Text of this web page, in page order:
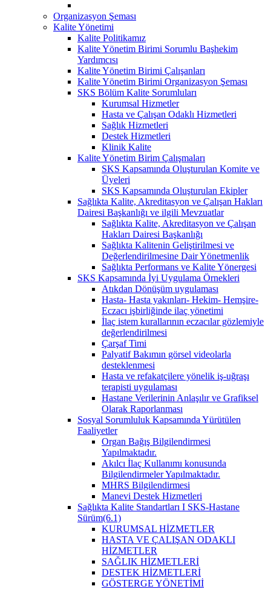
Organizasyon Şeması
Kalite Yönetimi
Kalite Politikamız
Kalite Yönetim Birimi Sorumlu Başhekim
Yardımcısı
Kalite Yönetim Birimi Çalışanları
Kalite Yönetim Birimi Organizasyon Şeması
SKS Bölüm Kalite Sorumluları
Kurumsal Hizmetler
Hasta ve Çalışan Odaklı Hizmetleri
Sağlık Hizmetleri
Destek Hizmetleri
Klinik Kalite
Kalite Yönetim Birim Çalışmaları
SKS Kapsamında Oluşturulan Komite ve
Üyeleri
SKS Kapsamında Oluşturulan Ekipler
Sağlıkta Kalite, Akreditasyon ve Çalışan Hakları
Dairesi Başkanlığı ve ilgili Mevzuatlar
Sağlıkta Kalite, Akreditasyon ve Çalışan
Hakları Dairesi Başkanlığı
Sağlıkta Kalitenin Geliştirilmesi ve
Değerlendirilmesine Dair Yönetmenlik
Sağlıkta Performans ve Kalite Yönergesi
SKS Kapsamında İyi Uygulama Örnekleri
Atıkdan Dönüşüm uygulaması
Hasta- Hasta yakınları- Hekim- Hemşire-
Eczacı işbirliğinde ilaç yönetimi
İlaç istem kurallarının eczacılar gözlemiyle
değerlendirilmesi
Çarşaf Timi
Palyatif Bakımın görsel videolarla
desteklenmesi
Hasta ve refakatçilere yönelik iş-uğraşı
terapisti uygulaması
Hastane Verilerinin Anlaşılır ve Grafiksel
Olarak Raporlanması
Sosyal Sorumluluk Kapsamında Yürütülen
Faaliyetler
Organ Bağış Bilgilendirmesi
Yapılmaktadır.
Akılcı İlaç Kullanımı konusunda
Bilgilendirmeler Yapılmaktadır.
MHRS Bilgilendirmesi
Manevi Destek Hizmetleri
Sağlıkta Kalite Standartları I SKS-Hastane
Sürüm(6.1)
KURUMSAL HİZMETLER
HASTA VE ÇALIŞAN ODAKLI
HİZMETLER
SAĞLIK HİZMETLERİ
DESTEK HİZMETLERİ
GÖSTERGE YÖNETİMİ